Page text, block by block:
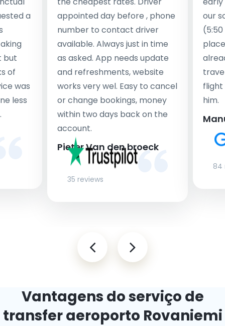
a
but
of
was
less
appointed day before , phone
number to contact driver
available. Always just in time
as asked. App needs update
and refreshments, website
works very wel. Easy to cancel
or change bookings, money
within two days back on the
account.
Pieter Van den broeck
35 reviews
our
flight
him.
84
Vantagens do serviço de
transfer aeroporto Rovaniemi